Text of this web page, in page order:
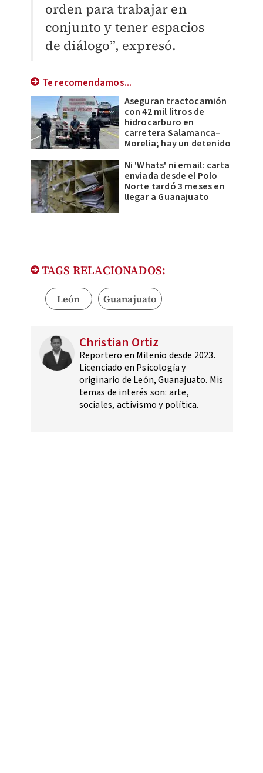
orden para trabajar en
conjunto y tener espacios
de diálogo”, expresó.
Te recomendamos...
Aseguran tractocamión
con 42 mil litros de
hidrocarburo en
carretera Salamanca–
Morelia; hay un detenido
Ni 'Whats' ni email: carta
enviada desde el Polo
Norte tardó 3 meses en
llegar a Guanajuato
TAGS RELACIONADOS:
León Guanajuato
Christian Ortiz
Reportero en Milenio desde 2023.
Licenciado en Psicología y
originario de León, Guanajuato. Mis
temas de interés son: arte,
sociales, activismo y política.